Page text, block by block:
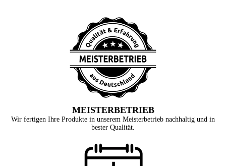
MEISTERBETRIEB
Wir fertigen Ihre Produkte in unserem Meisterbetrieb nachhaltig und in
bester Qualität.